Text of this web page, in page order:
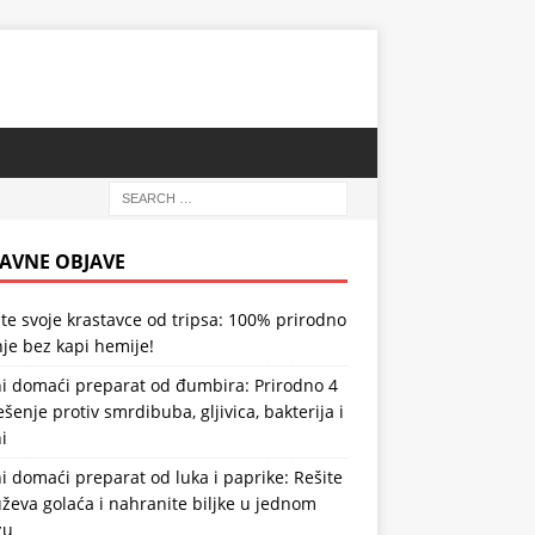
OBJAVE
svoje krastavce od tripsa: 100% prirodno
bez kapi hemije!
domaći preparat od đumbira: Prirodno 4
protiv smrdibuba, gljivica, bakterija i
domaći preparat od luka i paprike: Rešite
golaća i nahranite biljke u jednom